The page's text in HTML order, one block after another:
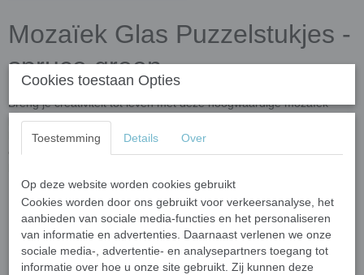
Mozaïek Glas Puzzelstukjes -
spruce green
Breng je creativiteit tot leven met deze hoogwaardige mozaïek
puzzelstukjes! Gemaakt van gerecycled glas en verrijkt met
kleuroxiden, zijn deze steentjes niet alleen milieuvriendelijk, maar
ook duurzaam en veelzijdig. Perfect voor binnen- én
Belangrijkste kenmerken
Afmetingen:Elk stukje varieert in grootte van 10 tot 20 mm
en is 4 mm dik.
Vormen:Onregelmatig gevormde meerhoekige steentjes met
Cookies toestaan Opties
Toestemming Details Over
Op deze website worden cookies gebruikt
Cookies worden door ons gebruikt voor verkeersanalyse, het
aanbieden van sociale media-functies en het personaliseren
van informatie en advertenties. Daarnaast verlenen we onze
sociale media-, advertentie- en analysepartners toegang tot
informatie over hoe u onze site gebruikt. Zij kunnen deze